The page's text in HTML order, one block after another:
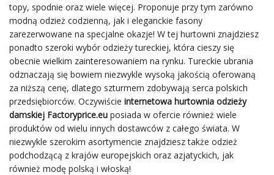
topy, spodnie oraz wiele więcej. Proponuje przy tym zarówno
modną odzież codzienną, jak i eleganckie fasony
zarezerwowane na specjalne okazje! W tej hurtowni znajdziesz
ponadto szeroki wybór odzieży tureckiej, która cieszy się
obecnie wielkim zainteresowaniem na rynku. Tureckie ubrania
odznaczają się bowiem niezwykle wysoką jakością oferowaną
za niższą cenę, dlatego szturmem zdobywają serca polskich
przedsiębiorców. Oczywiście internetowa hurtownia odzieży
damskiej Factoryprice.eu posiada w ofercie również wiele
produktów od wielu innych dostawców z całego świata. W
niezwykle szerokim asortymencie znajdziesz także odzież
podchodzącą z krajów europejskich oraz azjatyckich, jak
również modę polską i włoską!